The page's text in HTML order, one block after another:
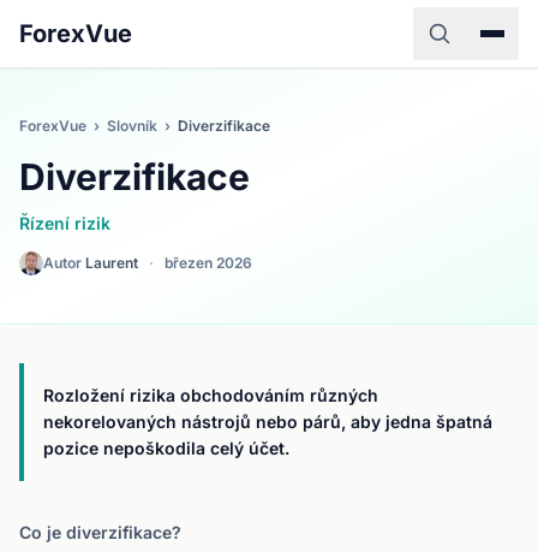
ForexVue
ForexVue › Slovník › Diverzifikace
Diverzifikace
Řízení rizik
Autor Laurent · březen 2026
Rozložení rizika obchodováním různých
nekorelovaných nástrojů nebo párů, aby jedna špatná
pozice nepoškodila celý účet.
Co je diverzifikace?